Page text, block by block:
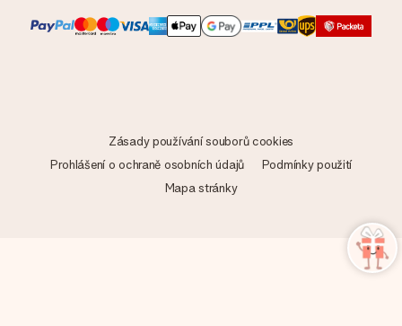
Zásady používání souborů cookies
Prohlášení o ochraně osobních údajů
Podmínky použití
Mapa stránky